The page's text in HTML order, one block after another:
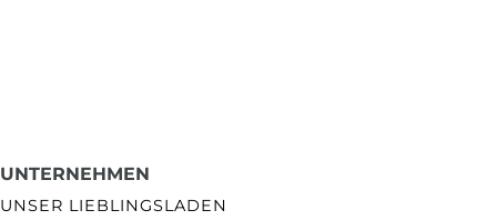
UNTERNEHMEN
UNSER LIEBLINGSLADEN